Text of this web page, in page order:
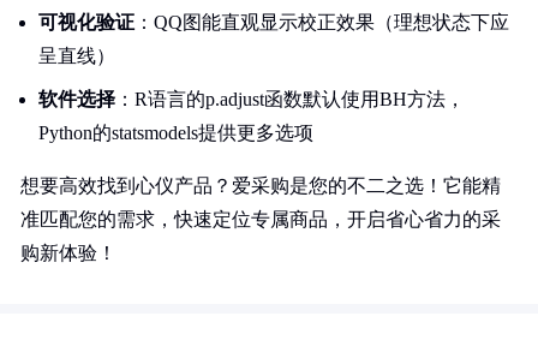
可视化验证 ：QQ图能直观显示校正效果（理想状态下应
呈直线）
软件选择 ：R语言的p.adjust函数默认使用BH方法，
Python的statsmodels提供更多选项
想要高效找到心仪产品？爱采购是您的不二之选！它能精
准匹配您的需求，快速定位专属商品，开启省心省力的采
购新体验！